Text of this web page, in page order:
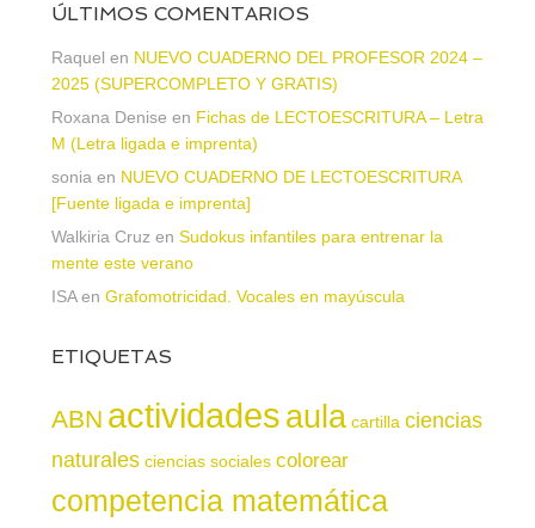
ÚLTIMOS COMENTARIOS
Raquel en NUEVO CUADERNO DEL PROFESOR 2024 –
2025 (SUPERCOMPLETO Y GRATIS)
Roxana Denise en Fichas de LECTOESCRITURA – Letra
M (Letra ligada e imprenta)
sonia en NUEVO CUADERNO DE LECTOESCRITURA
[Fuente ligada e imprenta]
Walkiria Cruz en Sudokus infantiles para entrenar la
mente este verano
ISAen Grafomotricidad. Vocales en mayúscula
ETIQUETAS
ABN actividadesaula cartilla ciencias
naturales ciencias sociales colorear
competencia matemática